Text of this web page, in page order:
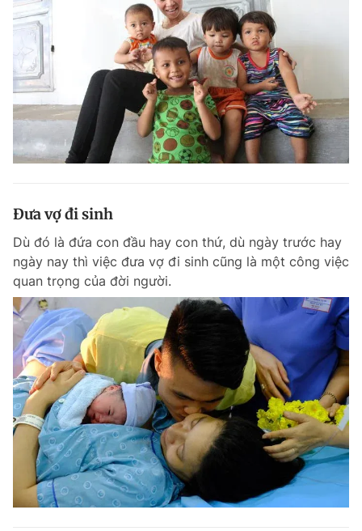
Đưa vợ đi sinh
Dù đó là đứa con đầu hay con thứ, dù ngày trước hay
ngày nay thì việc đưa vợ đi sinh cũng là một công việc
quan trọng của đời người.